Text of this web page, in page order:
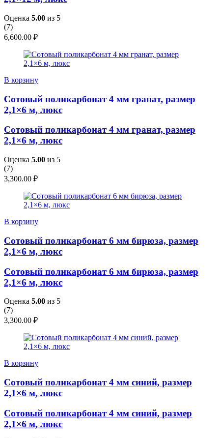
Оценка 5.00 из 5
(7)
6,600.00 ₽
В корзину
Сотовый поликарбонат 4 мм гранат, размер
2,1×6 м, люкс
Сотовый поликарбонат 4 мм гранат, размер
2,1×6 м, люкс
Оценка 5.00 из 5
(7)
3,300.00 ₽
В корзину
Сотовый поликарбонат 6 мм бирюза, размер
2,1×6 м, люкс
Сотовый поликарбонат 6 мм бирюза, размер
2,1×6 м, люкс
Оценка 5.00 из 5
(7)
3,300.00 ₽
В корзину
Сотовый поликарбонат 4 мм синий, размер
2,1×6 м, люкс
Сотовый поликарбонат 4 мм синий, размер
2,1×6 м, люкс